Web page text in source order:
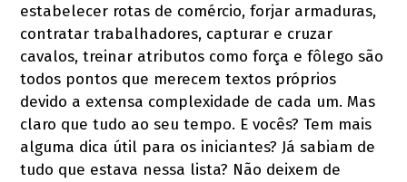
estabelecer rotas de comércio, forjar armaduras,
contratar trabalhadores, capturar e cruzar
cavalos, treinar atributos como força e fôlego são
todos pontos que merecem textos próprios
devido a extensa complexidade de cada um. Mas
claro que tudo ao seu tempo. E vocês? Tem mais
alguma dica útil para os iniciantes? Já sabiam de
tudo que estava nessa lista? Não deixem de